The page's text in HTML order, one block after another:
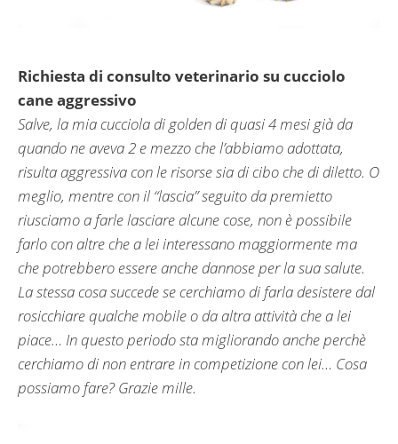
Richiesta di consulto veterinario su cucciolo
cane aggressivo
Salve, la mia cucciola di golden di quasi 4 mesi già da
quando ne aveva 2 e mezzo che l’abbiamo adottata,
risulta aggressiva con le risorse sia di cibo che di diletto. O
meglio, mentre con il “lascia” seguito da premietto
riusciamo a farle lasciare alcune cose, non è possibile
farlo con altre che a lei interessano maggiormente ma
che potrebbero essere anche dannose per la sua salute.
La stessa cosa succede se cerchiamo di farla desistere dal
rosicchiare qualche mobile o da altra attività che a lei
piace… In questo periodo sta migliorando anche perchè
cerchiamo di non entrare in competizione con lei… Cosa
possiamo fare? Grazie mille.